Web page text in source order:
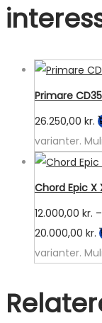
Primare
26.250,00 kr.
varianter.
Chord Epic X
12.000,00 kr. –
20.000,00 kr.
varianter.